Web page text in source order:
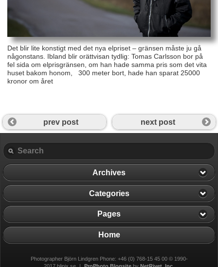
Det blir lite konstigt med det nya elpriset – gränsen måste ju gå
någonstans. Ibland blir orättvisan tydlig: Tomas Carlsson bor på
fel sida om elprisgränsen, om han hade samma pris som det vita
huset bakom honom, 300 meter bort, hade han sparat 25000
kronor om året
prev post next post
Archives
Categories
Pages
Home
Photographer Björn Lindgren Phone: +46 (0) 768-15 45 00 © 1990-
2017 blipix.se
| ProPhoto Blogsiteby NetRivet, Inc.